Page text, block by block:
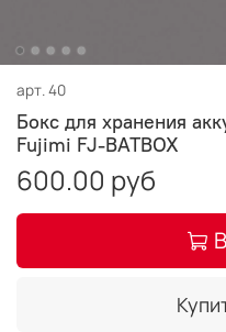
арт.40
Бокс для хранения
Fujimi FJ-BATBOX
600.00 руб